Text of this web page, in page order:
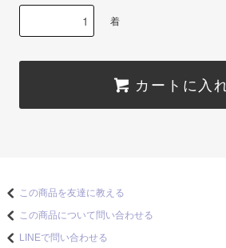
着
カートに入
この商品を友達に教える
この商品について問い合わせる
LINEで問い合わせる